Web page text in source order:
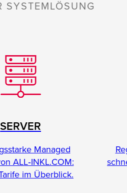
SERVER
Managed
ALL‑INKL.COM:
im Überblick.